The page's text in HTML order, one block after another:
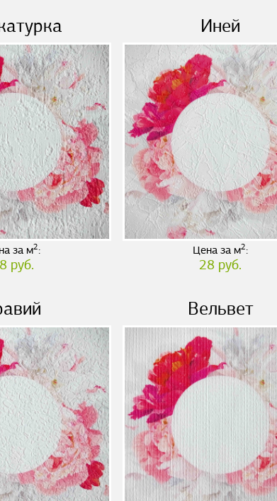
за м2:
руб.
Иней
Цена за м2:
28 руб.
Вельвет